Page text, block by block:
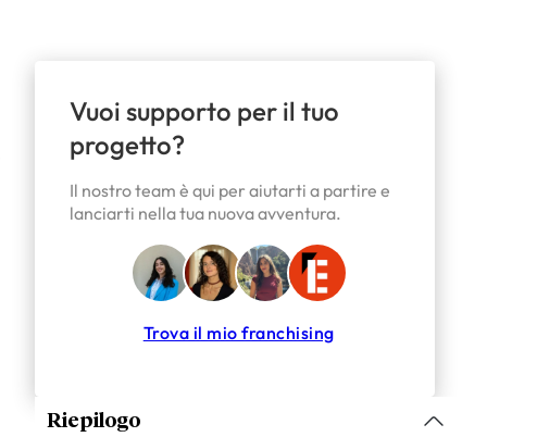
Vuoi supporto per il tuo
progetto?
Il nostro team è qui per aiutarti a partire e
lanciarti nella tua nuova avventura.
Trova il mio franchising
Riepilogo